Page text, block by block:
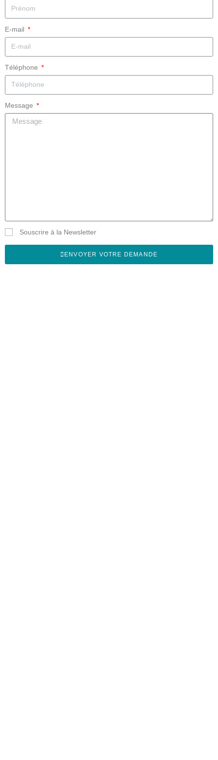
E-mail
Téléphone
Message
Souscrire à la Newsletter
ENVOYER VOTRE DEMANDE